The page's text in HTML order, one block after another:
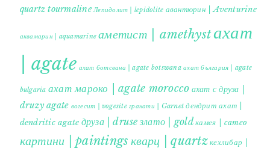
quartz tourmaline Лепидолит | lepidolite авантюрин | Aventurine
аквамарин | aquamarine аметист | amethystахат
| agate ахат ботсвана | agate botswana ахат българия | agate
bulgaria ахат мароко | agate morocco ахат с друза |
druzy agate вогесит | vogesite гранати | Garnet дендрит ахат |
dendritic agate друза | druse злато | gold камея | cameo
картини | paintings кварц | quartzкехлибар |